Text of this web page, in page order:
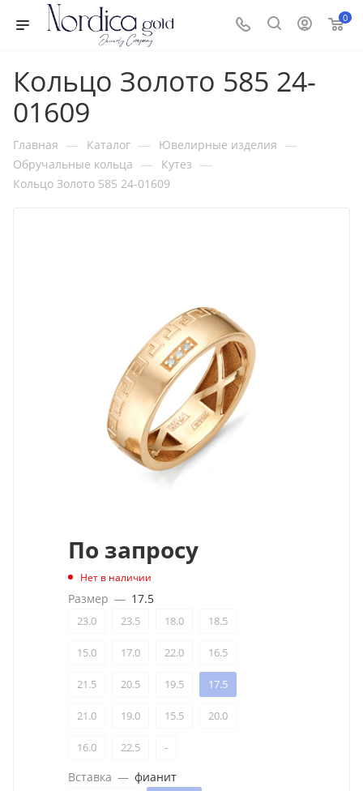
0
Кольцо Золото 585 24-
01609
Главная — Каталог — Ювелирные изделия —
Обручальные кольца — Кутез —
Кольцо Золото 585 24-01609
По запросу
Нет в наличии
Размер — 17.5
23.0 23.5 18.0 18.5
15.0 17.0 22.0 16.5
21.5 20.5 19.5 17.5
21.0 19.0 15.5 20.0
16.0 22.5 -
Вставка — фианит